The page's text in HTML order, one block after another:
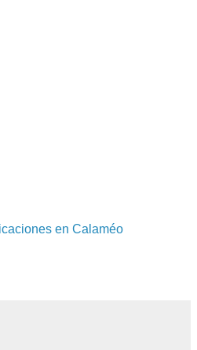
en Calaméo